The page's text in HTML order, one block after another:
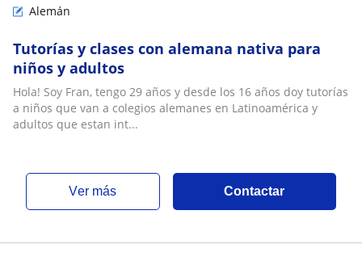
Alemán
Tutorías y clases con alemana nativa para
niños y adultos
Hola! Soy Fran, tengo 29 años y desde los 16 años doy tutorías
a niños que van a colegios alemanes en Latinoamérica y
adultos que estan int...
ver más Contactar